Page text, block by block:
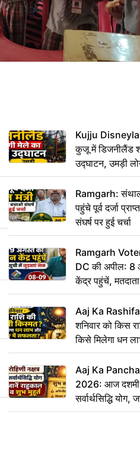
Kujju
कुजू में डिजनीलैंड
उद्घाटन, उमड़ी
Ramgarh:
पहुंचे पूर्व दर्जा
संघर्ष पर हुई चर्चा
Ramgarh
DC की अपील: 8
केंद्र पहुंचें,
Aaj Ka
शनिवार को किस
किसे मिलेगा धन
Aaj Ka
2026: आज दशमी
सर्वार्थसिद्धि